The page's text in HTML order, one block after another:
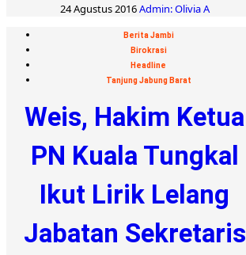
24 Agustus 2016Admin: Olivia A
Berita Jambi
Birokrasi
Headline
Tanjung Jabung Barat
Weis, Hakim Ketua
PN Kuala Tungkal
Ikut Lirik Lelang
Jabatan Sekretaris